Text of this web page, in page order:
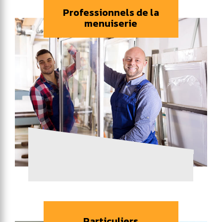
Professionnels de la
menuiserie